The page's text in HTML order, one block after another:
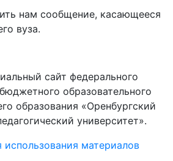
нам сообщение, касающееся
вуза.
сайт федерального
образовательного
образования «Оренбургский
университет».
материалов